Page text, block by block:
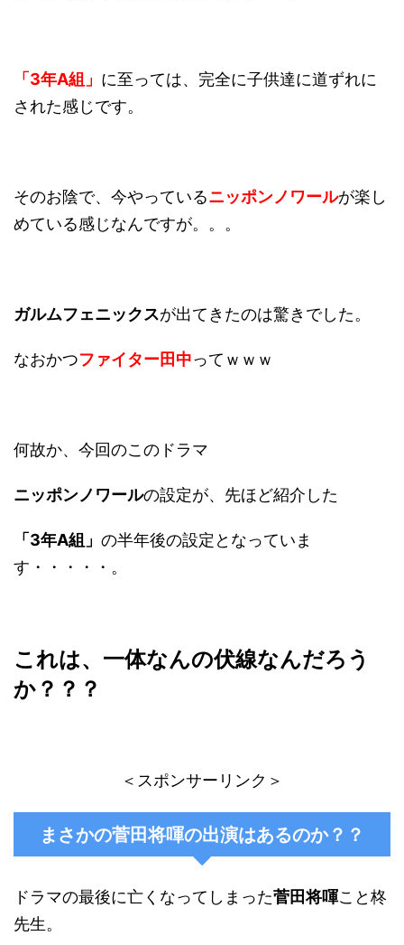
「3年A組」 に至っては、完全に子供達に道ずれに
された感じです。
そのお陰で、今やっているニッポンノワールが楽し
めている感じなんですが。。。
ガルムフェニックスが出てきたのは驚きでした。
なおかつファイター田中ってｗｗｗ
何故か、今回のこのドラマ
ニッポンノワールの設定が、先ほど紹介した
「3年A組」 の半年後の設定となっていま
す・・・・・。
これは、一体なんの伏線なんだろう
か？？？
＜スポンサーリンク＞
まさかの菅田将喗の出演はあるのか？？
ドラマの最後に亡くなってしまった菅田将喗こと柊
先生。